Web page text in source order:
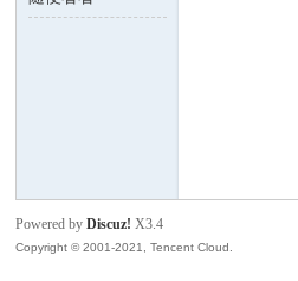
Powered byDiscuz! X3.4
Copyright © 2001-2021, Tencent Cloud.